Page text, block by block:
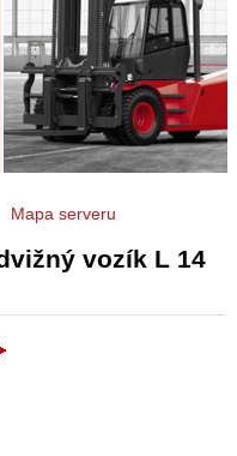
vozík L 14
Mapa serveru